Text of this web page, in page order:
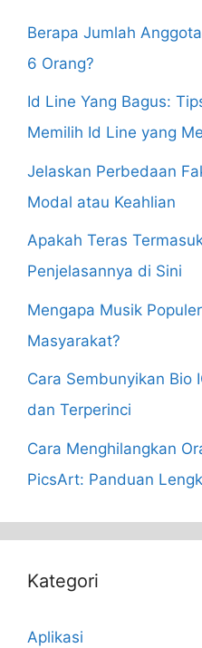
Berapa Jumlah
6 Orang?
Id Line Yang Bagus:
Memilih Id Line yang
Jelaskan Perbedaan
Modal atau Keahlian
Apakah Teras
Penjelasannya di Sini
Mengapa Musik
Masyarakat?
Cara Sembunyikan Bio
dan Terperinci
Cara Menghilangkan
PicsArt: Panduan
Kategori
Aplikasi